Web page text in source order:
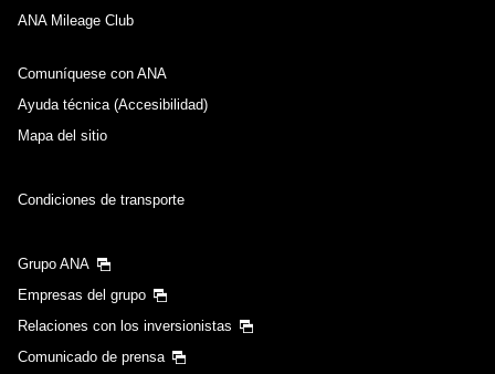
ANA Mileage Club
Comuníquese con ANA
Ayuda técnica (Accesibilidad)
Mapa del sitio
Condiciones de transporte
Grupo ANA
Empresas del grupo
Relaciones con los inversionistas
Comunicado de prensa